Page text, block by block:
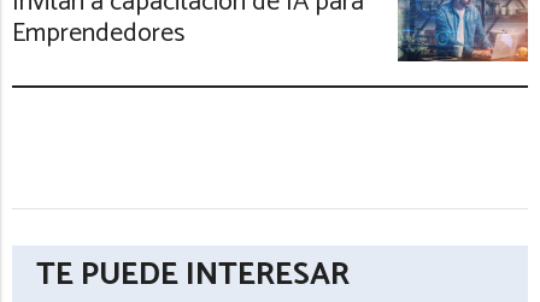
Emprendedores
TE PUEDE INTERESAR